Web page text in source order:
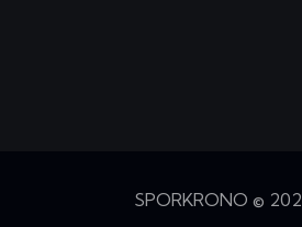
SPORKRONO ©